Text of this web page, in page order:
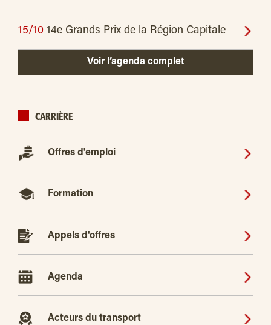
15/10 14e Grands Prix de la Région Capitale
Voir l’agenda complet
CARRIÈRE
Offres d'emploi
Formation
Appels d'offres
Agenda
Acteurs du transport